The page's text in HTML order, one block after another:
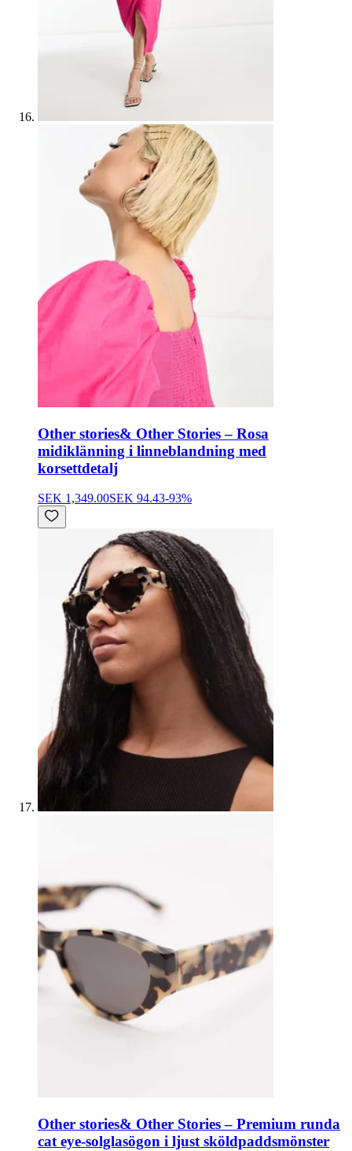
Other stories& Other Stories – Rosa
midiklänning i linneblandning med
korsettdetalj
SEK 1,349.00SEK 94.43-93%
Other stories& Other Stories – Premium runda
cat eye-solglasögon i ljust sköldpaddsmönster